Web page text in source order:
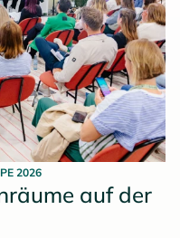
2026
auf der